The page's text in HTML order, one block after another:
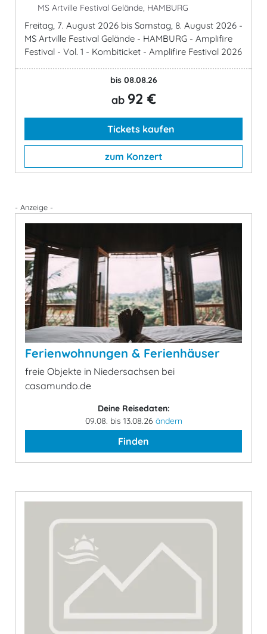
MS Artville Festival Gelände, HAMBURG
Freitag, 7. August 2026 bis Samstag, 8. August 2026 -
MS Artville Festival Gelände - HAMBURG - Amplifire
Festival - Vol. 1 - Kombiticket - Amplifire Festival 2026
bis 08.08.26
ab 92 €
Tickets kaufen
zum Konzert
- Anzeige -
Ferienwohnungen & Ferienhäuser
freie Objekte in Niedersachsen bei
casamundo.de
Deine Reisedaten:
09.08. bis 13.08.26 ändern
Finden